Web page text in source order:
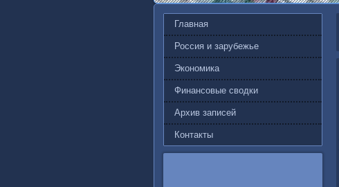
Главная
Россия и зарубежье
Экономика
Финансовые сводки
Архив записей
Контакты